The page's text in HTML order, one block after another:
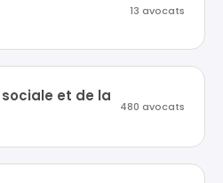
13 avocats
et de la
480 avocats